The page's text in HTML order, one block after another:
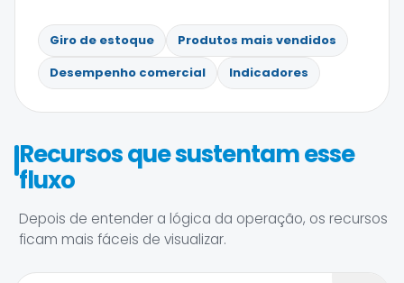
Giro de estoque
Produtos mais vendidos
Desempenho comercial
Indicadores
Recursos que sustentam esse
fluxo
Depois de entender a lógica da operação, os recursos
ficam mais fáceis de visualizar.